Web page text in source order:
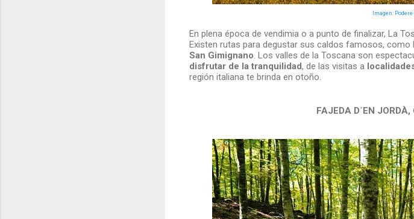
Imagen: Podere
En plena época de vendimia o a punto de finalizar, La
Existen rutas para degustar sus caldos famosos, como
San Gimignano. Los valles de la Toscana son
disfrutar de la tranquilidad, de las visitas a
región italiana te brinda en otoño.
FAJEDA D´EN